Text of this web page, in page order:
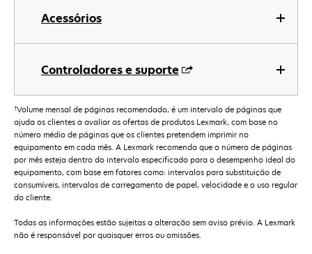
Acessórios
Controladores e suporte
†Volume mensal de páginas recomendado, é um intervalo de páginas que
ajuda os clientes a avaliar as ofertas de produtos Lexmark, com base no
número médio de páginas que os clientes pretendem imprimir no
equipamento em cada mês. A Lexmark recomenda que o número de páginas
por mês esteja dentro do intervalo especificado para o desempenho ideal do
equipamento, com base em fatores como: intervalos para substituição de
consumíveis, intervalos de carregamento de papel, velocidade e o uso regular
do cliente.
Todas as informações estão sujeitas a alteração sem aviso prévio. A Lexmark
não é responsável por quaisquer erros ou omissões.